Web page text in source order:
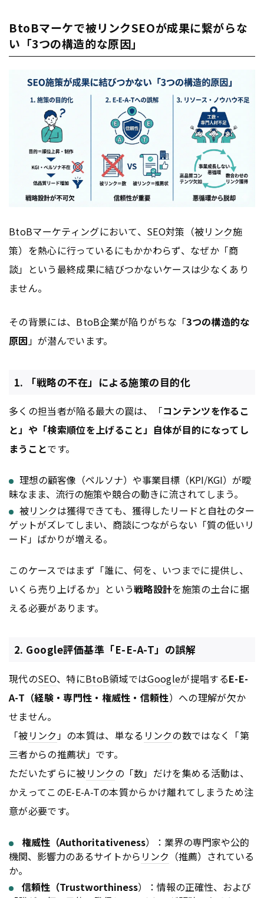
BtoBマーケで被リンクSEOが成果に繋がらな
い「3つの構造的な原因」
BtoBマーケティングにおいて、 SEO対策（被リンク施
策）を熱心に行っているにもかかわらず、なぜか「商
談」という最終成果に結びつかないケースは少なくあり
ません。
その背景には、 BtoB企業が陥りがちな「3つの構造的な
原因」が潜んでいます。
1. 「戦略の不在」による施策の目的化
多くの担当者が陥る最大の罠は、「コンテンツを作るこ
と」や「検索順位を上げること」自体が目的になってし
まうことです。
理想の顧客像（ペルソナ）や事業目標（KPI/KGI）が曖
昧なまま、流行の施策や競合の動きに流されてしまう。
被リンクは獲得できても、獲得したリードと自社のター
ゲットがズレてしまい、商談につながらない「質の低いリ
ード」ばかりが増える。
このケースではまず「誰に、何を、いつまでに提供し、
いくら売り上げるか」という戦略設計を施策の土台に据
える必要があります。
2. Google評価基準「E-E-A-T」の誤解
現代のSEO、特にBtoB領域ではGoogleが提唱するE-E-
A-T（経験・専門性・権威性・信頼性）への理解が欠か
せません。
「被リンク 」の本質は、単なる リンクの数ではなく「第
三者からの推薦状」です。
ただいたずらに被リンクの「数」だけを集める活動は、
かえってこのE-E-A-Tの本質からかけ離れてしまうため注
意が必要です。
権威性（Authoritativeness）：業界の専門家や公的
機関、影響力のあるサイトから リンク （推薦）されている
か。
信頼性（Trustworthiness）：情報の正確性、および